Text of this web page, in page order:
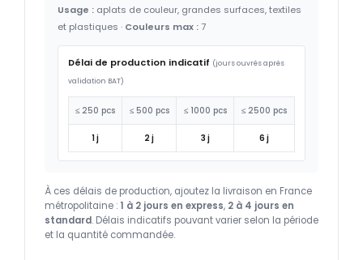
Usage : aplats de couleur, grandes surfaces, textiles
et plastiques · Couleurs max :7
Délai de production indicatif (jours ouvrés après
validation BAT)
≤ 250 pcs ≤ 500 pcs ≤ 1000 pcs ≤ 2500 pcs
1 j 2 j 3 j 6 j
À ces délais de production, ajoutez la livraison en France
métropolitaine : 1 à 2 jours en express, 2 à 4 jours en
standard. Délais indicatifs pouvant varier selon la période
et la quantité commandée.